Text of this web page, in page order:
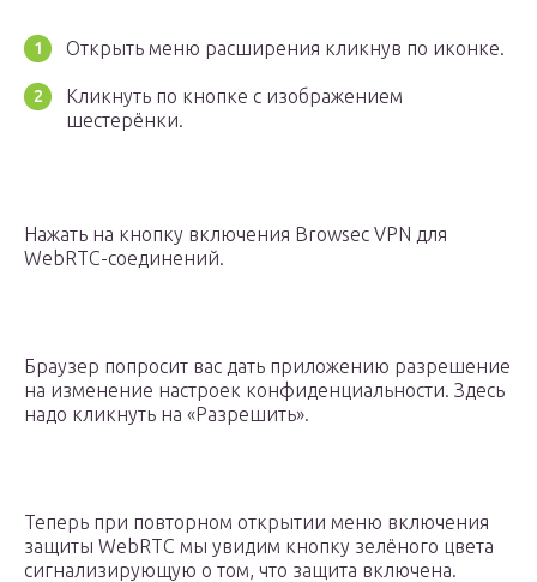
Открыть меню расширения кликнув по иконке.
Кликнуть по кнопке с изображением
шестерёнки.
Нажать на кнопку включения Browsec VPN для
WebRTC-соединений.
Браузер попросит вас дать приложению разрешение
на изменение настроек конфиденциальности. Здесь
надо кликнуть на «Разрешить».
Теперь при повторном открытии меню включения
защиты WebRTC мы увидим кнопку зелёного цвета
сигнализирующую о том, что защита включена.